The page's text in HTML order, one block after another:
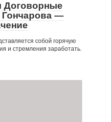
Договорные
Гончарова —
собой горячую
и стремления заработать.